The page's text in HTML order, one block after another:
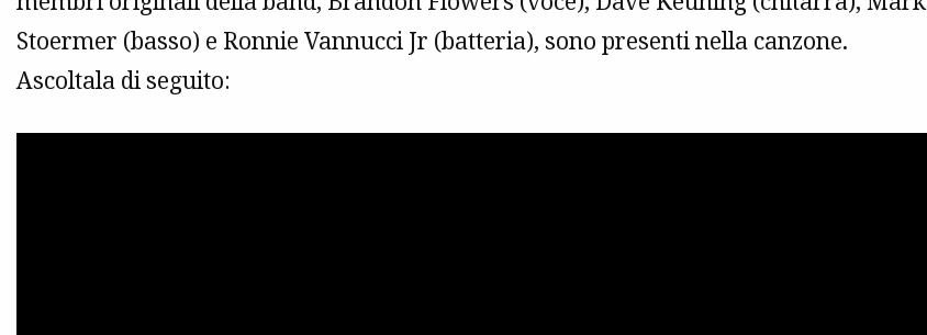
Stoermer (basso) e Ronnie Vannucci Jr (batteria), sono presenti nella canzone.
Ascoltala di seguito: